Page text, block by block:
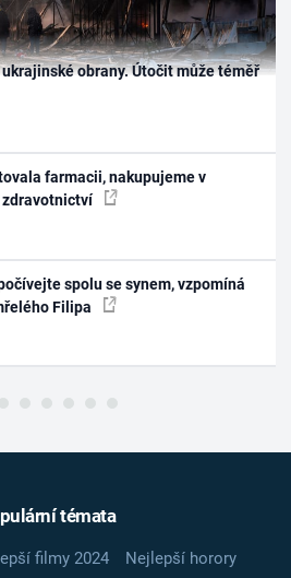
obrany. Útočit může téměř
farmacii, nakupujeme v
zdravotnictví
spolu se synem, vzpomíná
Filipa
témata
filmy 2024
Nejlepší horory